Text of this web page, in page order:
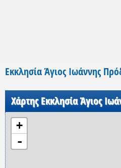
Εκκλησία Άγιος Ιωάννης
Χάρτης Εκκλησία Άγιος
+
-